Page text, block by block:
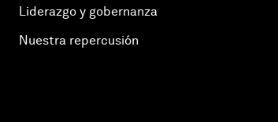
Liderazgo y gobernanza
Nuestra repercusión